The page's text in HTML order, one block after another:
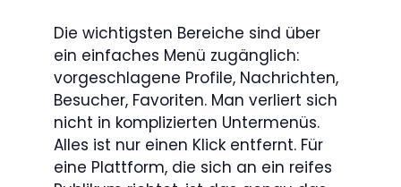
Die wichtigsten Bereiche sind über
ein einfaches Menü zugänglich:
vorgeschlagene Profile, Nachrichten,
Besucher, Favoriten. Man verliert sich
nicht in komplizierten Untermenüs.
Alles ist nur einen Klick entfernt. Für
eine Plattform, die sich an ein reifes